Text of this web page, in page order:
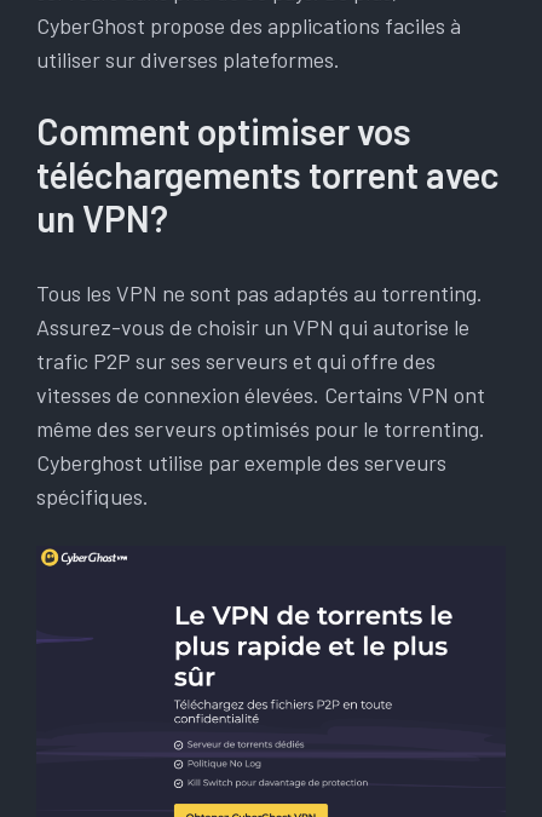
CyberGhost propose des applications faciles à
utiliser sur diverses plateformes.
Comment optimiser vos
téléchargements torrent avec
un VPN?
Tous les VPN ne sont pas adaptés au torrenting.
Assurez-vous de choisir un VPN qui autorise le
trafic P2P sur ses serveurs et qui offre des
vitesses de connexion élevées. Certains VPN ont
même des serveurs optimisés pour le torrenting.
Cyberghost utilise par exemple des serveurs
spécifiques.